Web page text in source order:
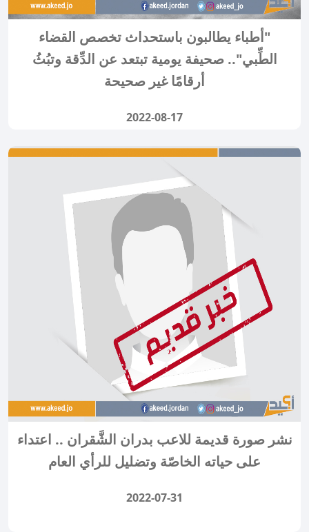
"أطباء يطالبون باستحداث تخصص القضاء
الطِّبي".. صحيفة يومية تبتعد عن الدِّقة وتبُثُ
أرقامًا غير صحيحة
2022-08-17
نشر صورة قديمة للاعب بدران الشَّقران .. اعتداء
على حياته الخاصّة وتضليل للرأي العام
2022-07-31